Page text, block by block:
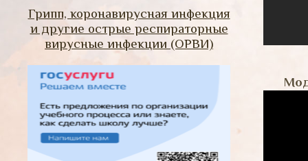
Грипп, коронавирусная инфекция
и другие острые респираторные
вирусные инфекции (ОРВИ)